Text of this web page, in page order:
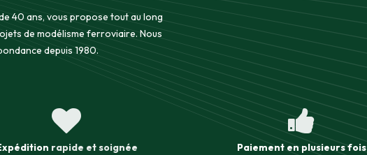
40 ans, vous propose tout au long
de modélisme ferroviaire. Nous
depuis 1980.
rapide et soignée Paiement en plusieurs fois